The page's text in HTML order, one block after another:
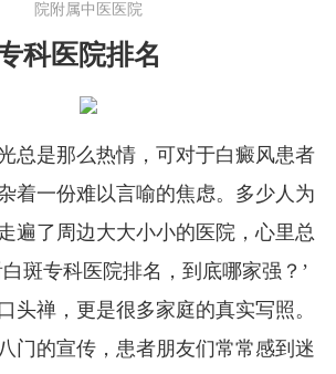
院附属中医医院
科医院排名
总是那么热情，可对于白癜风患者
着一份难以言喻的焦虑。多少人为
遍了周边大大小小的医院，心里总
斑专科医院排名，到底哪家强？’
头禅，更是很多家庭的真实写照。
门的宣传，患者朋友们常常感到迷